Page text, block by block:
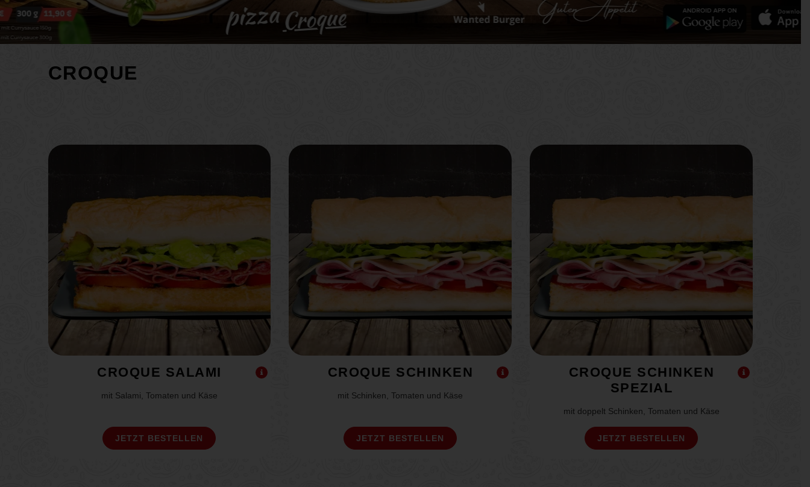
CROQUE
CROQUE SALAMI
mit Salami, Tomaten und Käse
JETZT BESTELLEN
CROQUE SCHINKEN
mit Schinken, Tomaten und Käse
JETZT BESTELLEN
CROQUE SCHINKEN
SPEZIAL
mit doppelt Schinken, Tomaten und Käse
JETZT BESTELLEN